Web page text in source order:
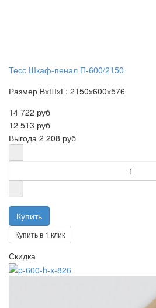
Тесс Шкаф-пенал П-600/2150
Размер ВхШхГ: 2150х600х576
14 722 руб
12 513 руб
Выгода 2 208 руб
Купить в 1 клик
Скидка